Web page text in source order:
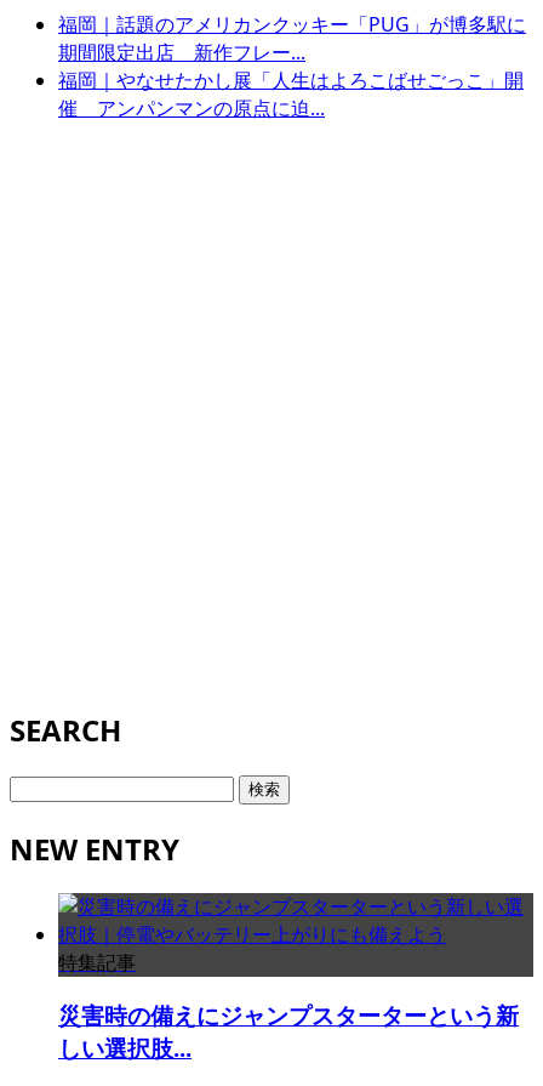
福岡｜話題のアメリカンクッキー「PUG」が博多駅に
期間限定出店 新作フレー...
福岡｜やなせたかし展「人生はよろこばせごっこ」開
催 アンパンマンの原点に迫...
SEARCH
検
NEW ENTRY
特集記事
災害時の備えにジャンプスターターという新
しい選択肢...